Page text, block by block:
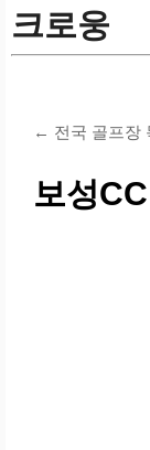
크로웅
← 전국 골프장
보성CC